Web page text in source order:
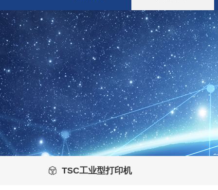
TSC工业型打印机